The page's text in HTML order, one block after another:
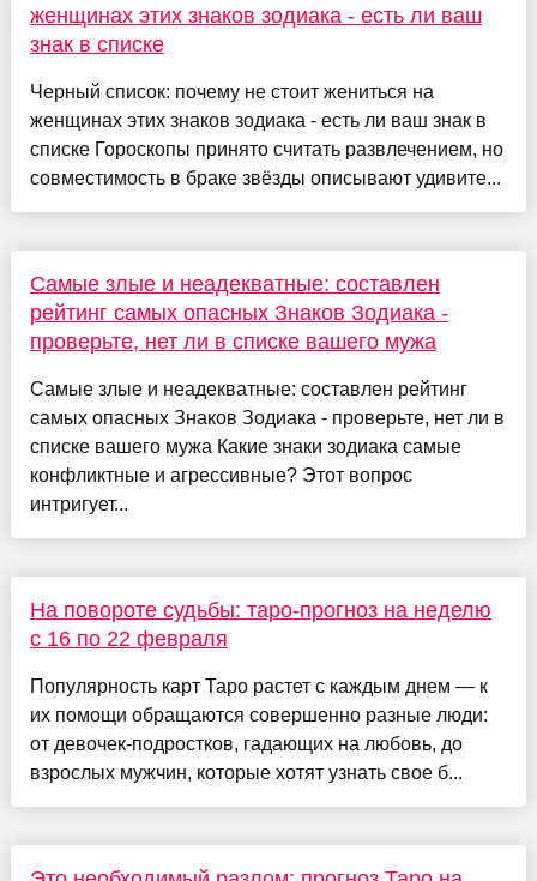
женщинах этих знаков зодиака - есть ли ваш
знак в списке
Черный список: почему не стоит жениться на
женщинах этих знаков зодиака - есть ли ваш знак в
списке Гороскопы принято считать развлечением, но
совместимость в браке звёзды описывают удивите...
Самые злые и неадекватные: составлен
рейтинг самых опасных Знаков Зодиака -
проверьте, нет ли в списке вашего мужа
Самые злые и неадекватные: составлен рейтинг
самых опасных Знаков Зодиака - проверьте, нет ли в
списке вашего мужа Какие знаки зодиака самые
конфликтные и агрессивные? Этот вопрос
интригует...
На повороте судьбы: таро-прогноз на неделю
с 16 по 22 февраля
Популярность карт Таро растет с каждым днем — к
их помощи обращаются совершенно разные люди:
от девочек-подростков, гадающих на любовь, до
взрослых мужчин, которые хотят узнать свое б...